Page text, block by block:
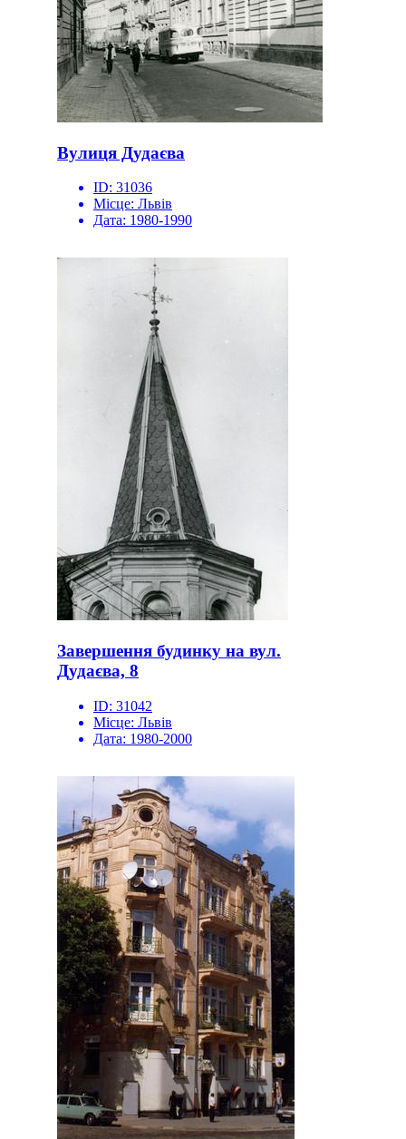
Вулиця Дудаєва
ID: 31036
Місце: Львів
Дата: 1980-1990
Завершення будинку на вул.
Дудаєва, 8
ID: 31042
Місце: Львів
Дата: 1980-2000